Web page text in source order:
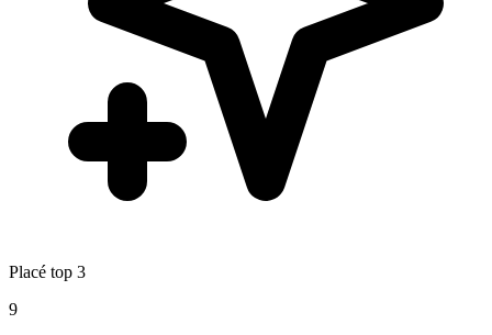
Placé top 3
9